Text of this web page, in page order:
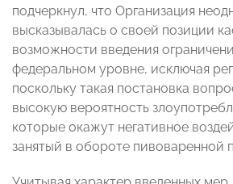
подчеркнул, что Организация
высказывалась о своей позиции
возможности введения
федеральном уровне, исключая
поскольку такая постановка
высокую вероятность
которые окажут негативное
занятый в обороте пивоваренной